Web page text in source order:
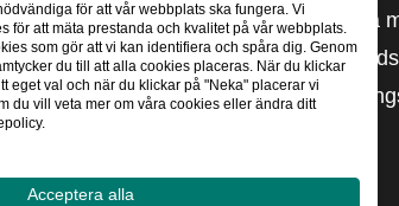
rättsliga
för att vår webbplats ska fungera. Vi
för att mäta prestanda och kvalitet på vår webbplats.
som gör att vi kan identifiera och spåra dig. Genom
du till att alla cookies placeras. När du klickar
eget val och när du klickar på "Neka" placerar vi
du vill veta mer om våra cookies eller ändra ditt
Acceptera alla